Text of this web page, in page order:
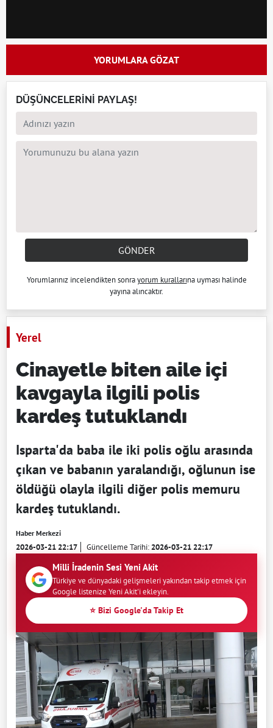
YORUMLARA GÖZAT
DÜŞÜNCELERİNİ PAYLAŞ!
GÖNDER
Yorumlarınız incelendikten sonrayorum kurallarına uyması halinde
yayına alıncaktır.
Yerel
Cinayetle biten aile içi
kavgayla ilgili polis
kardeş tutuklandı
Isparta'da baba ile iki polis oğlu arasında
çıkan ve babanın yaralandığı, oğlunun ise
öldüğü olayla ilgili diğer polis memuru
kardeş tutuklandı.
Haber Merkezi
2026-03-21 22:17 Güncelleme Tarihi:2026-03-21 22:17
Milli İradenin Sesi Yeni Akit
Türkiye ve dünyadaki gelişmeleri yakından takip etmek için
Google listenize Yeni Akit'i ekleyin.
⭐ Bizi Google'da Takip Et